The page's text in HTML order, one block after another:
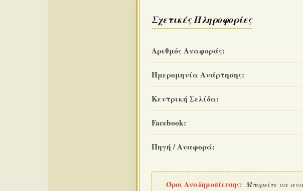
Σχετικές Πληροφορίες
Αριθμός Αναφοράς:
Ημερομηνία Ανάρτησης:
Κεντρική Σελίδα:
Facebook:
Πηγή / Αναφορά:
Όροι Αναδημοσίευσης: Μπορείτε να